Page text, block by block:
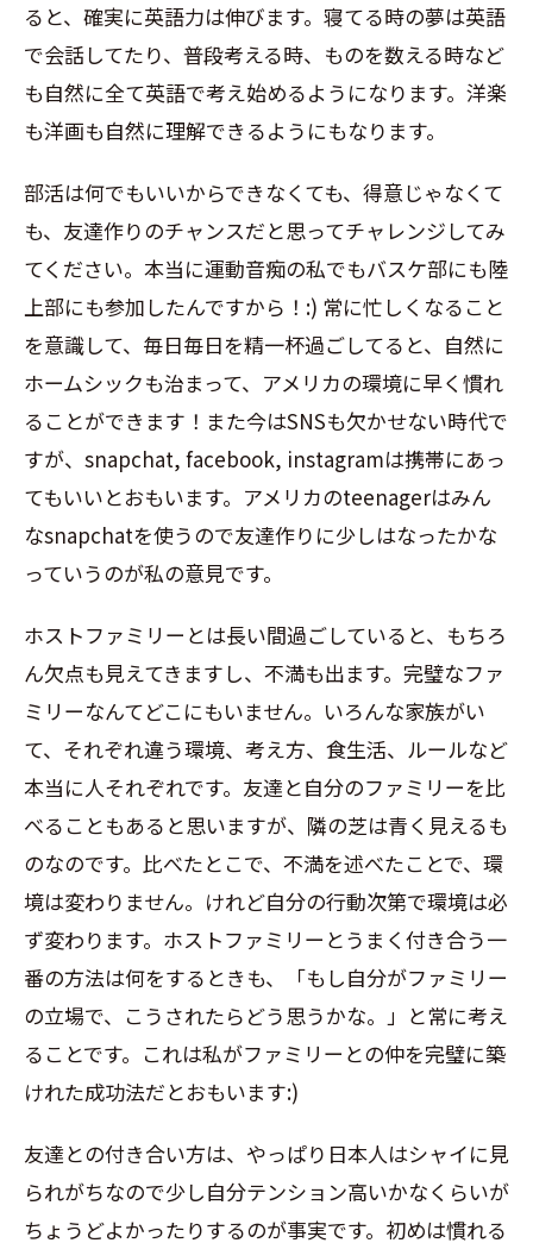
ると、確実に英語力は伸びます。寝てる時の夢は英語
で会話してたり、普段考える時、ものを数える時など
も自然に全て英語で考え始めるようになります。洋楽
も洋画も自然に理解できるようにもなります。
部活は何でもいいからできなくても、得意じゃなくて
も、友達作りのチャンスだと思ってチャレンジしてみ
てください。本当に運動音痴の私でもバスケ部にも陸
上部にも参加したんですから！:) 常に忙しくなること
を意識して、毎日毎日を精一杯過ごしてると、自然に
ホームシックも治まって、アメリカの環境に早く慣れ
ることができます！また今はSNSも欠かせない時代で
すが、snapchat, facebook, instagramは携帯にあっ
てもいいとおもいます。アメリカのteenagerはみん
なsnapchatを使うので友達作りに少しはなったかな
っていうのが私の意見です。
ホストファミリーとは長い間過ごしていると、もちろ
ん欠点も見えてきますし、不満も出ます。完璧なファ
ミリーなんてどこにもいません。いろんな家族がい
て、それぞれ違う環境、考え方、食生活、ルールなど
本当に人それぞれです。友達と自分のファミリーを比
べることもあると思いますが、隣の芝は青く見えるも
のなのです。比べたとこで、不満を述べたことで、環
境は変わりません。けれど自分の行動次第で環境は必
ず変わります。ホストファミリーとうまく付き合う一
番の方法は何をするときも、「もし自分がファミリー
の立場で、こうされたらどう思うかな。」と常に考え
ることです。これは私がファミリーとの仲を完璧に築
けれた成功法だとおもいます:)
友達との付き合い方は、やっぱり日本人はシャイに見
られがちなので少し自分テンション高いかなくらいが
ちょうどよかったりするのが事実です。初めは慣れる